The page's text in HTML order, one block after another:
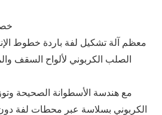
·
معظم آلة تشكيل لفة باردة خطوط
الصلب الكربوني لألواح السقف
مع هندسة الأسطوانة الصحيحة
الكربوني بسلاسة عبر محطات لفة